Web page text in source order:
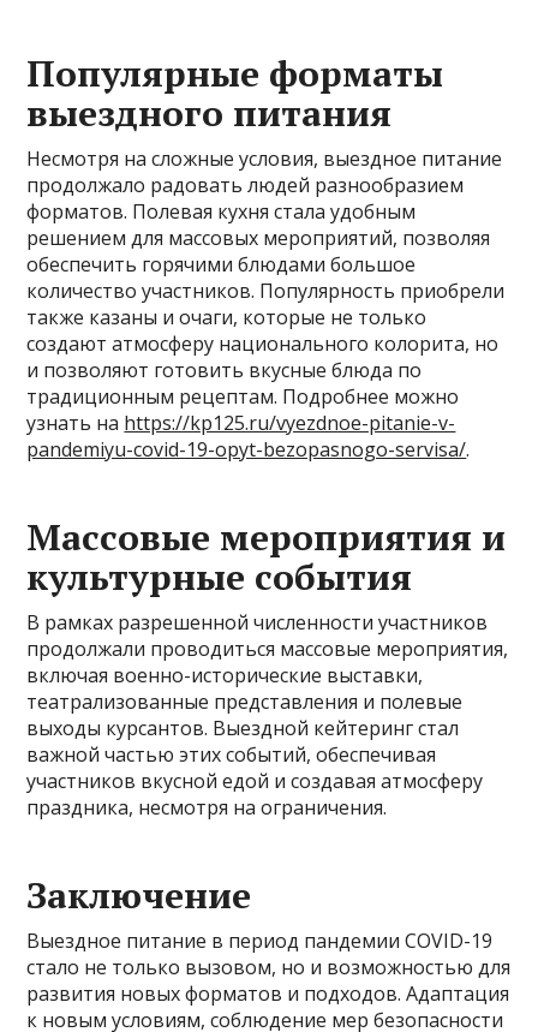
Популярные форматы
выездного питания
Несмотря на сложные условия, выездное питание
продолжало радовать людей разнообразием
форматов. Полевая кухня стала удобным
решением для массовых мероприятий, позволяя
обеспечить горячими блюдами большое
количество участников. Популярность приобрели
также казаны и очаги, которые не только
создают атмосферу национального колорита, но
и позволяют готовить вкусные блюда по
традиционным рецептам. Подробнее можно
узнать на https://kp125.ru/vyezdnoe-pitanie-v-
pandemiyu-covid-19-opyt-bezopasnogo-servisa/.
Массовые мероприятия и
культурные события
В рамках разрешенной численности участников
продолжали проводиться массовые мероприятия,
включая военно-исторические выставки,
театрализованные представления и полевые
выходы курсантов. Выездной кейтеринг стал
важной частью этих событий, обеспечивая
участников вкусной едой и создавая атмосферу
праздника, несмотря на ограничения.
Заключение
Выездное питание в период пандемии COVID-19
стало не только вызовом, но и возможностью для
развития новых форматов и подходов. Адаптация
к новым условиям, соблюдение мер безопасности